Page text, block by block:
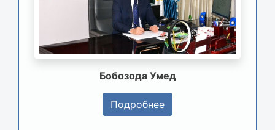
Бобозода Умед
Подробнее